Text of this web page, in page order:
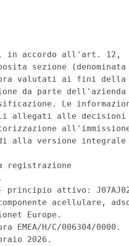
in accordo all'art. 12,
sezione
valutati ai fini
da parte dell'azienda
Le
allegati alle decisioni
alla versione
registrazione
principio attivo:
acellulare,
Europe.
EMEA/H/C/006304/0000.
2026.